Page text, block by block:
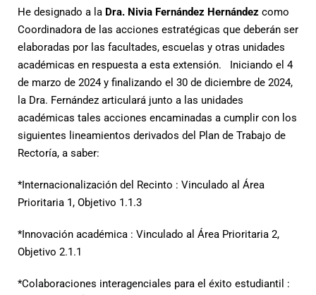
He designado a la Dra. Nivia Fernández Hernández como
Coordinadora de las acciones estratégicas que deberán ser
elaboradas por las facultades, escuelas y otras unidades
académicas en respuesta a esta extensión. Iniciando el 4
de marzo de 2024 y finalizando el 30 de diciembre de 2024,
la Dra. Fernández articulará junto a las unidades
académicas tales acciones encaminadas a cumplir con los
siguientes lineamientos derivados del Plan de Trabajo de
Rectoría, a saber:
*Internacionalización del Recinto : Vinculado al Área
Prioritaria 1, Objetivo 1.1.3
*Innovación académica : Vinculado al Área Prioritaria 2,
Objetivo 2.1.1
*Colaboraciones interagenciales para el éxito estudiantil :